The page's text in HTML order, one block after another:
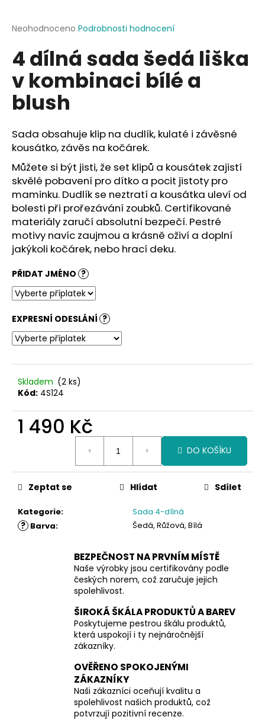
Průměrné
produktu
je
z
5
hvězdiček.
Neohodnoceno Podrobnosti hodnocení
4 dílná sada šedá liška
v kombinaci bílé a
blush
Sada obsahuje klip na dudlík, kulaté i závěsné
kousátko, závěs na kočárek.
Můžete si být jisti, že set klipů a kousátek zajistí
skvělé pobavení pro dítko a pocit jistoty pro
maminku. Dudlík se neztratí a kousátka uleví od
bolesti při prořezávání zoubků. Certifikované
materiály zaručí absolutní bezpečí. Pestré
motivy navíc zaujmou a krásně oživí a doplní
jakýkoli kočárek, nebo hrací deku.
PŘIDAT JMÉNO ?
EXPRESNÍ ODESLÁNÍ ?
Skladem (2 ks)
Kód: 4S124
1 490 Kč
DO KOŠÍKU
Kategorie: Sada 4-dílná
? Barva: Šedá, Růžová, Bílá
Zeptat se Hlídat Sdílet
BEZPEČNOST NA PRVNÍM MÍSTĚ
Naše výrobky jsou certifikovány podle
českých norem, což zaručuje jejich
spolehlivost.
ŠIROKÁ ŠKÁLA PRODUKTŮ A BAREV
Poskytujeme pestrou škálu produktů,
která uspokojí i ty nejnáročnější
zákazníky.
OVĚŘENO SPOKOJENÝMI
ZÁKAZNÍKY
Naši zákazníci oceňují kvalitu a
spolehlivost našich produktů, což
potvrzují pozitivní recenze.
j
t
?
HLEDAT
D
o
p
o
r
u
č
u
j
m
e